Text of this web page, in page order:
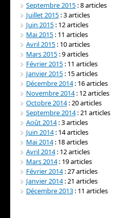
Septembre 2015 : 8 articles
Juillet 2015 : 3 articles
Juin 2015 : 12 articles
Mai 2015 : 11 articles
Avril 2015 : 10 articles
Mars 2015 : 9 articles
Février 2015 : 11 articles
Janvier 2015 : 15 articles
Décembre 2014: 16 articles
Novembre 2014: 12 articles
Octobre 2014: 20 articles
Septembre 2014: 21 articles
Août 2014: 3 articles
Juin 2014: 14 articles
Mai 2014: 18 articles
Avril 2014: 12 articles
Mars 2014: 19 articles
Février 2014: 27 articles
Janvier 2014: 21 articles
Décembre 2013 : 11 articles